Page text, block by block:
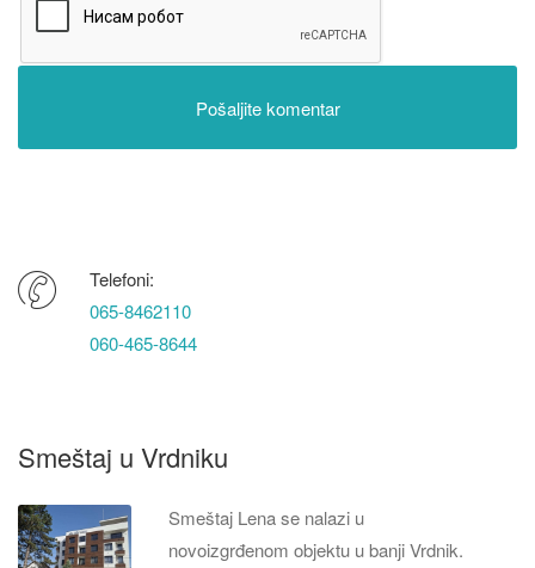
Telefoni:
065-8462110
060-465-8644
Smeštaj u Vrdniku
Smeštaj Lena se nalazi u
novoizgrđenom objektu u banji Vrdnik.